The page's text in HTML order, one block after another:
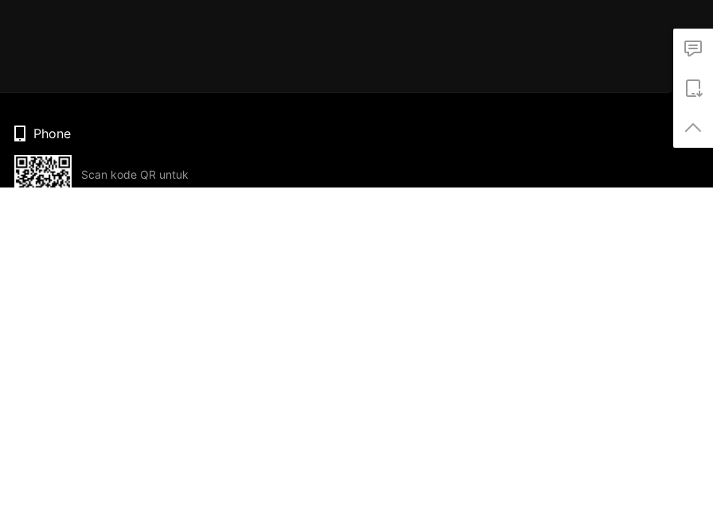
Phone
Scan kode QR untuk
mengunduh sekarang!